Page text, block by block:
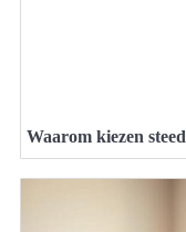
Waarom kiezen